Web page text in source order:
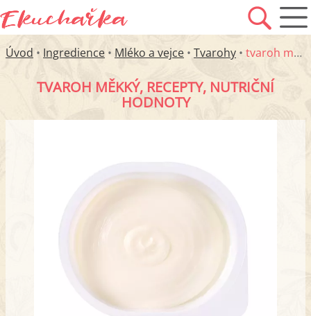
Úvod • Ingredience • Mléko a vejce • Tvarohy • tvaroh měkký
TVAROH MĚKKÝ, RECEPTY, NUTRIČNÍ
HODNOTY